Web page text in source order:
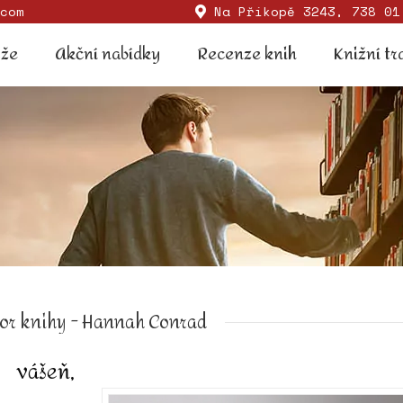
Na Příkopě 3243, 738
Akční nabídky Recenze knih Knižní
knihy - Hannah Conrad
Akční nabídky Recenze knih